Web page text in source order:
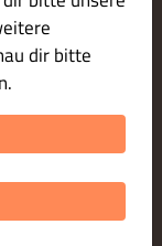
dir bitte